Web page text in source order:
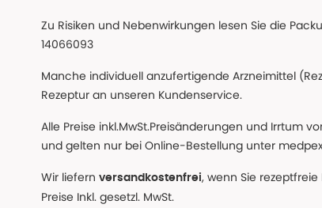
Zu Risiken und Nebenwirkungen lesen Sie die
14066093
Manche individuell anzufertigende Arzneimittel
Rezeptur an unseren Kundenservice.
Alle Preise inkl.MwSt.Preisänderungen und Irrtum
und gelten nur bei Online-Bestellung unter
Wir liefern versandkostenfrei, wenn Sie rezeptfreie
Preise Inkl. gesetzl. MwSt.